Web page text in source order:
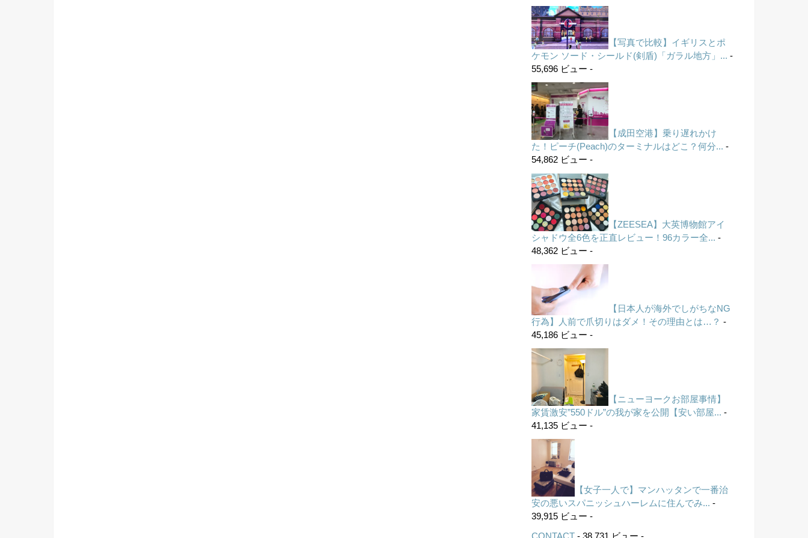
【写真で比較】イギリスとポ
ケモン ソード・シールド(剣盾)「ガラル地方」... -
55,696 ビュー -
【成田空港】乗り遅れかけ
た！ピーチ(Peach)のターミナルはどこ？何分... -
54,862 ビュー -
【ZEESEA】大英博物館アイ
シャドウ全6色を正直レビュー！96カラー全... -
48,362 ビュー -
【日本人が海外でしがちなNG
行為】人前で爪切りはダメ！その理由とは…？ -
45,186 ビュー -
【ニューヨークお部屋事情】
家賃激安”550ドル”の我が家を公開【安い部屋... -
41,135 ビュー -
【女子一人で】マンハッタンで一番治
安の悪いスパニッシュハーレムに住んでみ... -
39,915 ビュー -